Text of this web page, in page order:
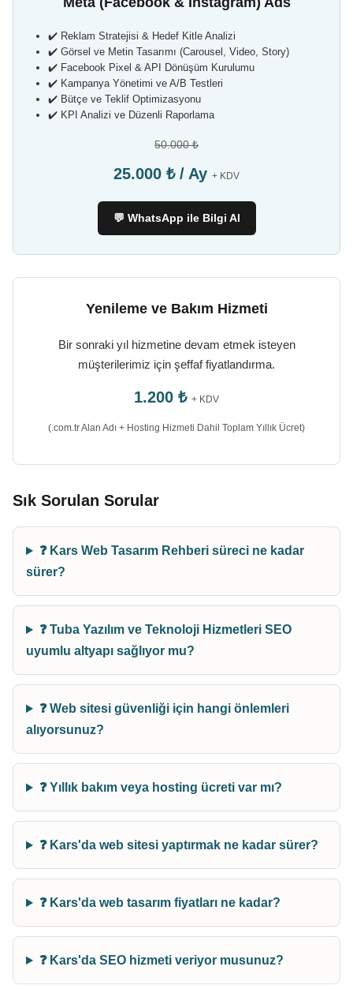
✔️ Reklam Stratejisi & Hedef Kitle Analizi
✔️ Görsel ve Metin Tasarımı (Carousel, Video, Story)
✔️ Facebook Pixel & API Dönüşüm Kurulumu
✔️ Kampanya Yönetimi ve A/B Testleri
✔️ Bütçe ve Teklif Optimizasyonu
✔️ KPI Analizi ve Düzenli Raporlama
50.000 ₺
25.000 ₺ / Ay + KDV
💬 WhatsApp ile Bilgi Al
Yenileme ve Bakım Hizmeti
Bir sonraki yıl hizmetine devam etmek isteyen
müşterilerimiz için şeffaf fiyatlandırma.
1.200 ₺ + KDV
(.com.tr Alan Adı + Hosting Hizmeti Dahil Toplam Yıllık Ücret)
Sık Sorulan Sorular
❓ Kars Web Tasarım Rehberi süreci ne kadar
sürer?
❓ Tuba Yazılım ve Teknoloji Hizmetleri SEO
uyumlu altyapı sağlıyor mu?
❓ Web sitesi güvenliği için hangi önlemleri
alıyorsunuz?
❓ Yıllık bakım veya hosting ücreti var mı?
❓ Kars'da web sitesi yaptırmak ne kadar sürer?
❓ Kars'da web tasarım fiyatları ne kadar?
❓ Kars'da SEO hizmeti veriyor musunuz?